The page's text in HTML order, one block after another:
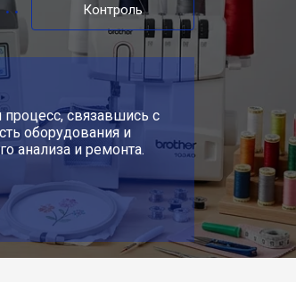
Контроль
связавшись с
оборудования и
анализа и ремонта.